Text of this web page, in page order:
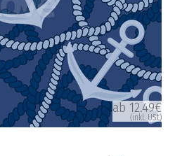
ab 12.49€
(inkl. USt)